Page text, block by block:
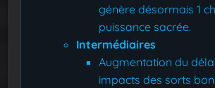
génère désormais 1
puissance sacrée.
Intermédiaires
Augmentation du
impacts des sorts